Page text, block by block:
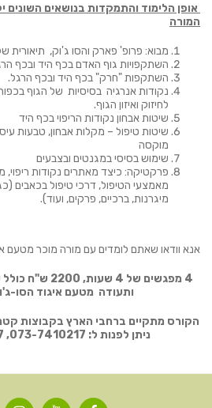
אופן הלימוד והתמקדות בנושאים
המורה
מבוא: פרופ' פארק והסו ג'וק, תיאורית
השתקפויות גוף האדם בכף היד ובכף
השתקפות "חרק" בכף היד ובכף הרגל.
נקודות אנרגיה בסיסיות של הגוף בכפות
לחיזוק ואיזון הגוף.
שיטות אבחון נקודות הריפוי בכף היד
שיטות טיפול – מקלות אבחון, טבעות
מוקסה
שימוש בסיסי במגנטים ובצבעים
פרקטיקה: כיצד מאתרים נקודות
מאמצעי הטיפול, דרכי טיפול בכאבים
מיגרנות, ברכיים, פרקים, ועוד).
אנא וודאו שאתם לומדים עם מורה מוכר מטעם
4 מפגשים של 4
ותעודה מטעם איגוד הסו-
הקורס מתקיים ברחבי הארץ בקבוצות
ניתן לפנות ל: 073-7410217, 054-7474217,